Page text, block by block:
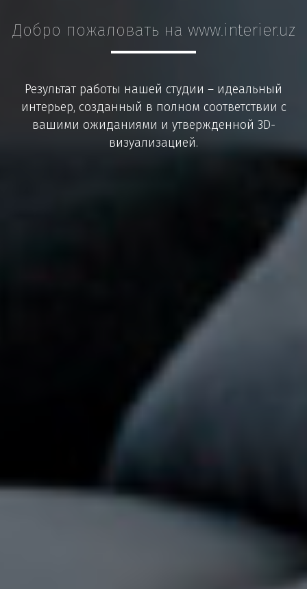
Добро пожаловать на www.interier.uz
Результат работы нашей студии – идеальный
интерьер, созданный в полном соответствии с
вашими ожиданиями и утвержденной 3D-
визуализацией.